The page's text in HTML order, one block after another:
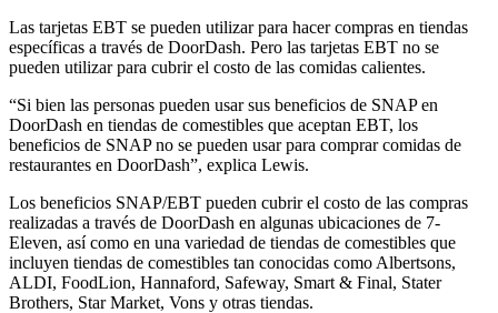
Las tarjetas EBT se pueden utilizar para hacer compras en tiendas
específicas a través de DoorDash. Pero las tarjetas EBT no se
pueden utilizar para cubrir el costo de las comidas calientes.
“Si bien las personas pueden usar sus beneficios de SNAP en
DoorDash en tiendas de comestibles que aceptan EBT, los
beneficios de SNAP no se pueden usar para comprar comidas de
restaurantes en DoorDash”, explica Lewis.
Los beneficios SNAP/EBT pueden cubrir el costo de las compras
realizadas a través de DoorDash en algunas ubicaciones de 7-
Eleven, así como en una variedad de tiendas de comestibles que
incluyen tiendas de comestibles tan conocidas como Albertsons,
ALDI, FoodLion, Hannaford, Safeway, Smart & Final, Stater
Brothers, Star Market, Vons y otras tiendas.